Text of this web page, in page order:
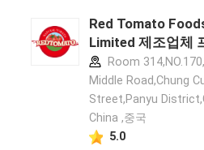
Red Tomato
Limited 제조업체
Room
Middle Road,Chung
Street,Panyu
China ,중국
5.0